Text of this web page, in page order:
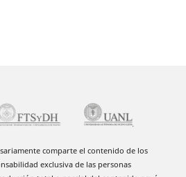
comparte el contenido de los
exclusiva de las personas